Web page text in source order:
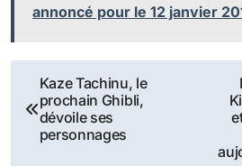
annoncé pour le 12 janvier
Navigation
de
Kaze Tachinu, le
prochain Ghibli,
dévoile ses
personnages